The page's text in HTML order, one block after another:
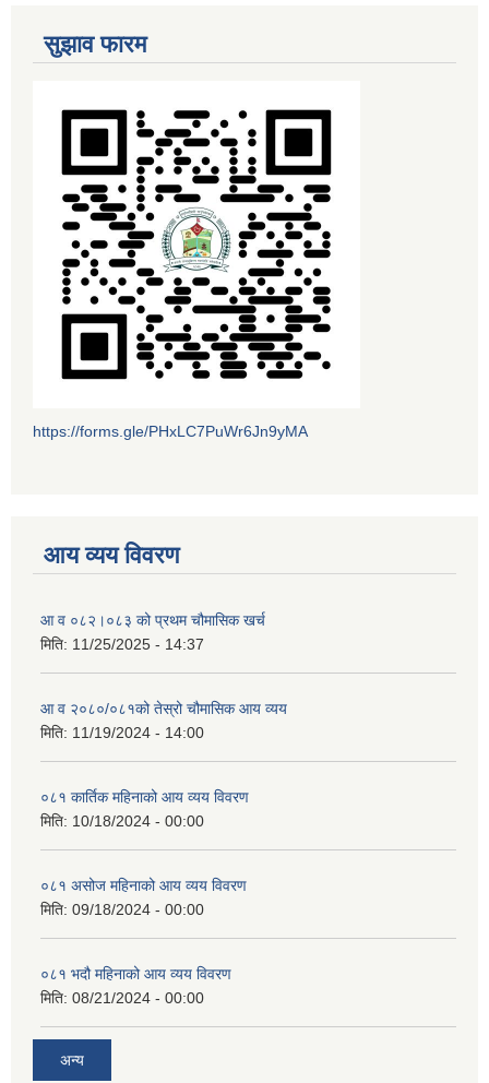
सुझाव फारम
https://forms.gle/PHxLC7PuWr6Jn9yMA
आय व्यय विवरण
आ व ०८२।०८३ को प्रथम चौमासिक खर्च
मिति: 11/25/2025 - 14:37
आ व २०८०/०८१को तेस्रो चौमासिक आय व्यय
मिति: 11/19/2024 - 14:00
०८१ कार्तिक महिनाको आय व्यय विवरण
मिति: 10/18/2024 - 00:00
०८१ असोज महिनाको आय व्यय विवरण
मिति: 09/18/2024 - 00:00
०८१ भदौ महिनाको आय व्यय विवरण
मिति: 08/21/2024 - 00:00
अन्य